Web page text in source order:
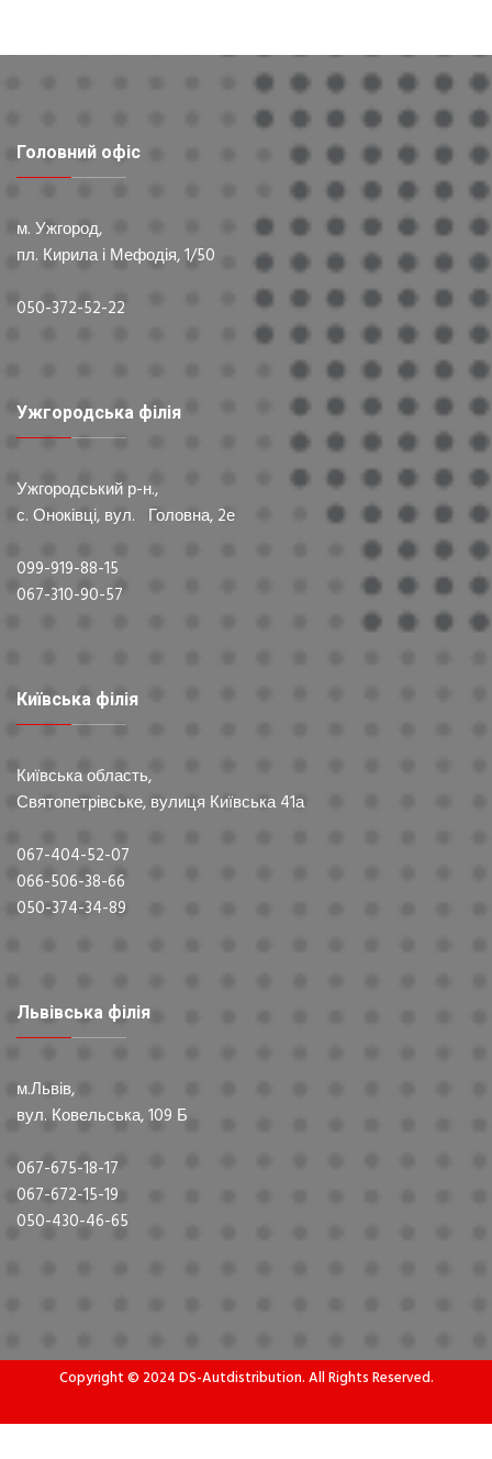
Головний офіс
м. Ужгород,
пл. Кирила і Мефодія, 1/50
050-372-52-22
Ужгородська філія
Ужгородський р-н.,
с. Оноківці, вул. Головна, 2е
099-919-88-15
067-310-90-57
Київська філія
Київська область,
Святопетрівське, вулиця Київська 41а
067-404-52-07
066-506-38-66
050-374-34-89
Львівська філія
м.Львів,
вул. Ковельська, 109 Б
067-675-18-17
067-672-15-19
050-430-46-65
Copyright © 2024 DS-Autdistribution. All Rights Reserved.